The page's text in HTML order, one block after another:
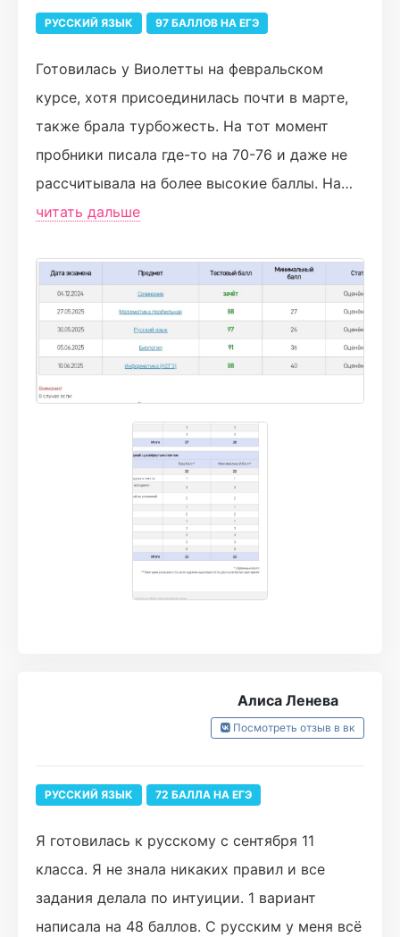
короче, рекомендую эту школу,особенно
Виолетту (за такими баллами к ней!🫶🏼)
буду скучать!!!🥹
РУССКИЙ ЯЗЫК 97 БАЛЛОВ НА ЕГЭ
Готовилась у Виолетты на февральском
курсе, хотя присоединилась почти в марте,
также брала турбожесть. На тот момент
пробники писала где-то на 70-76 и даже не
рассчитывала на более высокие баллы. На
курсе мы повторяли теорию с нуля, 3 раза в
заданиями и раз в неделю сочинение. Все
задания актуальные. Сочинения проверяют
быстро и качественно. Любые вопросы
можно задать Ви или в группу курса.
Виолетта объясняет всё очень понятно и не
конспекты, очень удобные сайт и
приложение, где можно дополнительно
отработать темы. Курс мне очень понравился
и на экзамене я набрала 97 баллов! Ошиблась
только в 3 задании, но это единственное
читать дальше
Алиса Ленева
Посмотреть отзыв в вк
РУССКИЙ ЯЗЫК 72 БАЛЛА НА ЕГЭ
Я готовилась к русскому с сентября 11
класса. Я не знала никаких правил и все
задания делала по интуиции. 1 вариант
написала на 48 баллов. С русским у меня всё